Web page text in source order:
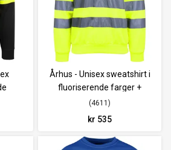
Århus - Unisex sweatshirt i
fluoriserende farger +
refleks
4611
kr 535